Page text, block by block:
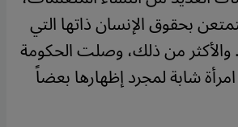
بحقوق الإنسان ذاتها التي
والأكثر من ذلك، وصلت الحكومة
شابة لمجرد إظهارها بعضاً